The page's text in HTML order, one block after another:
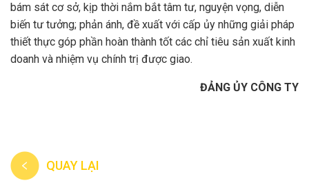
bám sát cơ sở, kịp thời nắm bắt tâm tư, nguyện vọng, diễn
biến tư tưởng; phản ánh, đề xuất với cấp ủy những giải pháp
thiết thực góp phần hoàn thành tốt các chỉ tiêu sản xuất kinh
doanh và nhiệm vụ chính trị được giao.
ĐẢNG ỦY CÔNG TY
QUAY LẠI